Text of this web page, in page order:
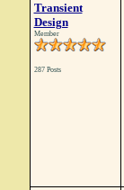
Transient
Design
Member
287 Posts